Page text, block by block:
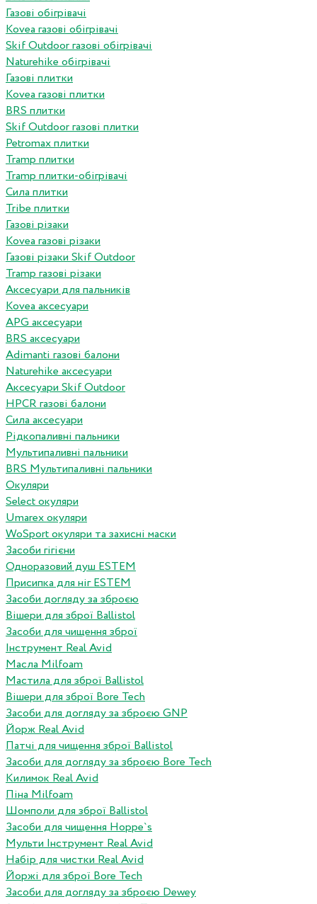
Газові обігрівачі
Kovea газові обігрівачі
Skif Outdoor газові обігрівачі
Naturehike обігрівачі
Газові плитки
Kovea газові плитки
BRS плитки
Skif Outdoor газові плитки
Petromax плитки
Tramp плитки
Tramp плитки-обігрівачі
Сила плитки
Tribe плитки
Газові різаки
Kovea газові різаки
Газові різаки Skif Outdoor
Tramp газові різаки
Аксесуари для пальників
Kovea аксесуари
APG аксесуари
BRS аксесуари
Adimanti газові балони
Naturehike аксесуари
Аксесуари Skif Outdoor
HPCR газові балони
Сила аксесуари
Рідкопаливні пальники
Мультипаливні пальники
BRS Мультипаливні пальники
Окуляри
Select окуляри
Umarex окуляри
WoSport окуляри та захисні маски
Засоби гігієни
Одноразовий душ ESTEM
Присипка для ніг ESTEM
Засоби догляду за зброєю
Вішери для зброї Ballistol
Засоби для чищення зброї
Інструмент Real Avid
Масла Milfoam
Мастила для зброї Ballistol
Вішери для зброї Bore Tech
Засоби для догляду за зброєю GNP
Йорж Real Avid
Патчі для чищення зброї Ballistol
Засоби для догляду за зброєю Bore Tech
Килимок Real Avid
Піна Milfoam
Шомполи для зброї Ballistol
Засоби для чищення Hoppe`s
Мульти Інструмент Real Avid
Набір для чистки Real Avid
Йоржі для зброї Bore Tech
Засоби для догляду за зброєю Dewey